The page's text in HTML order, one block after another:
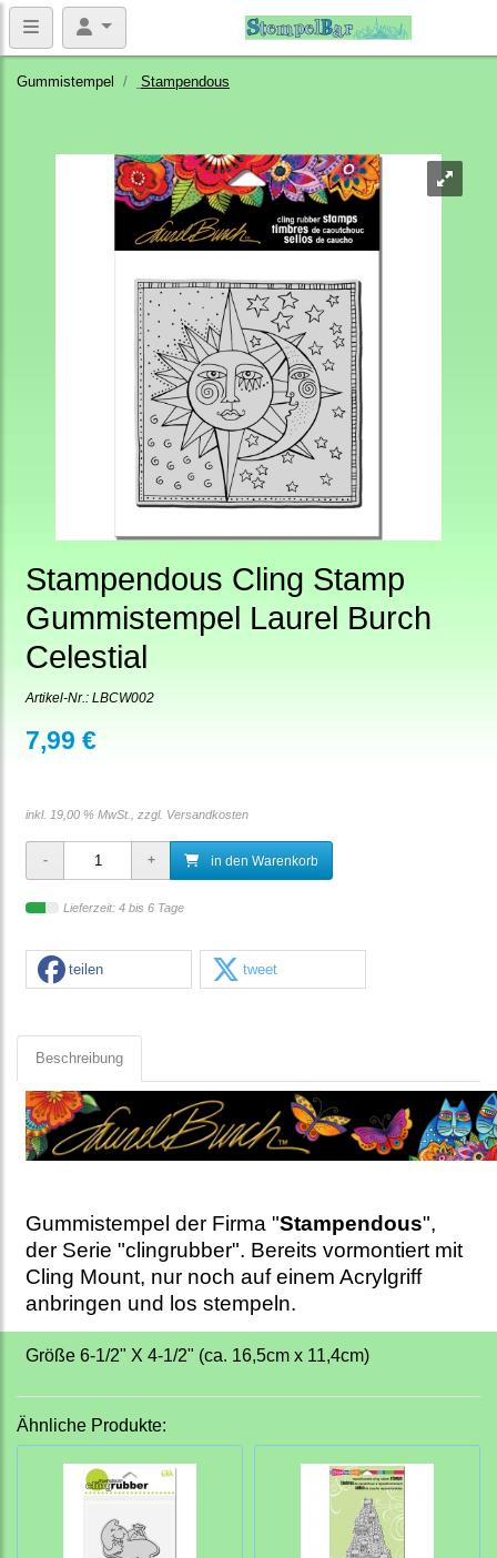
Gummistempel Stampendous
Stampendous Cling Stamp
Gummistempel Laurel Burch
Celestial
Artikel-Nr.: LBCW002
7,99 €
inkl. 19,00 % MwSt., zzgl. Versandkosten
in den Warenkorb
Lieferzeit: 4 bis 6 Tage
teilen tweet
Beschreibung
Gummistempel der Firma "Stampendous",
der Serie "clingrubber". Bereits vormontiert mit
Cling Mount, nur noch auf einem Acrylgriff
anbringen und los stempeln.
Größe 6-1/2" X 4-1/2" (ca. 16,5cm x 11,4cm)
Ähnliche Produkte: